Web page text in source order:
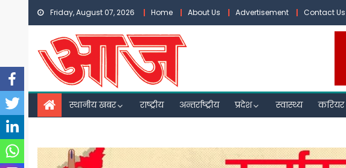
Skip
content
Friday, August 07, 2026 Home About Us Advertisement Contact Us
स्थानीय खबर राष्ट्रीय अन्तर्राष्ट्रीय प्रदेश स्वास्थ्य करियर